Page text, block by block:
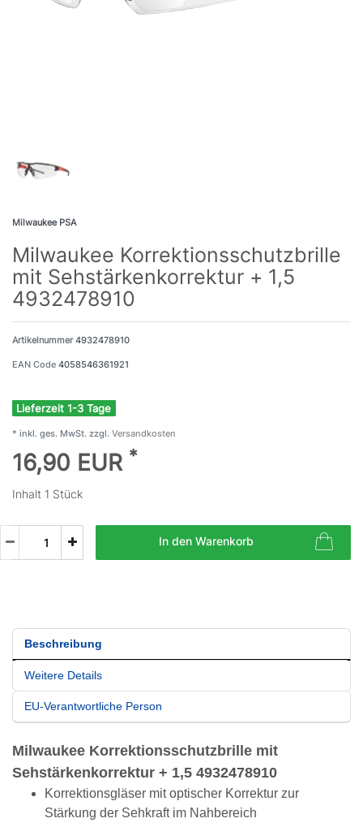
Milwaukee PSA
Milwaukee Korrektionsschutzbrille
mit Sehstärkenkorrektur + 1,5
4932478910
Artikelnummer4932478910
EAN Code 4058546361921
Lieferzeit 1-3 Tage
* inkl. ges. MwSt. zzgl. Versandkosten
16,90 EUR *
Inhalt 1 Stück
In den Warenkorb
Beschreibung
Weitere Details
EU-Verantwortliche Person
Milwaukee Korrektionsschutzbrille mit
Sehstärkenkorrektur + 1,5 4932478910
Korrektionsgläser mit optischer Korrektur zur
Stärkung der Sehkraft im Nahbereich